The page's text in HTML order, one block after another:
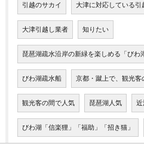
引越のサカイ 大津に対応している
大津引越し業者 知りたい
琵琶湖疏水沿岸の新緑を楽しめる「びわ
びわ湖疏水船 京都・蹴上で、観光客
観光客の間で人気 琵琶湖人気 近
びわ湖「信楽狸」「福助」「招き猫」